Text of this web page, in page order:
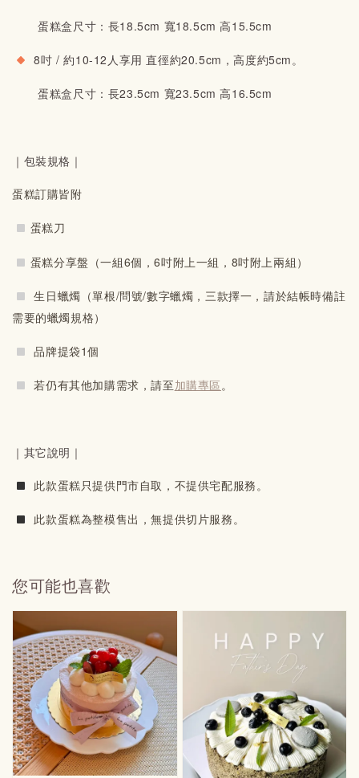
蛋糕盒尺寸：長18.5cm 寬18.5cm 高15.5cm
8吋 / 約10-12人享用 直徑約20.5cm，高度約5cm。
蛋糕盒尺寸：長23.5cm 寬23.5cm 高16.5cm
｜包裝規格｜
蛋糕訂購皆附
蛋糕刀
蛋糕分享盤（一組6個，6吋附上一組，8吋附上兩組）
生日蠟燭（單根/問號/數字蠟燭，三款擇一，請於結帳時備註
需要的蠟燭規格）
品牌提袋1個
若仍有其他加購需求，請至加購專區。
｜其它說明｜
此款蛋糕只提供門市自取，不提供宅配服務。
此款蛋糕為整模售出，無提供切片服務。
您可能也喜歡